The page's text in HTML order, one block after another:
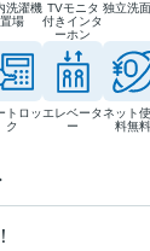
洗濯機
置場
TVモニタ
付きインタ
ーホン
独立洗
トロッ
ク
エレベータ
ー
ネット
料無料